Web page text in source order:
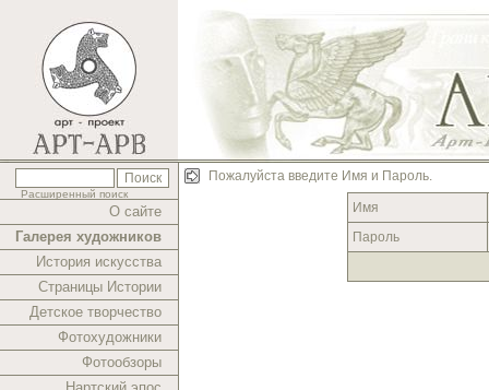
Расширенный поиск
О сайте
Галерея художников
История искусства
Страницы Истории
Детское творчество
Фотохудожники
Фотообзоры
Пожалуйста введите Имя и Пароль.
Имя
Пароль